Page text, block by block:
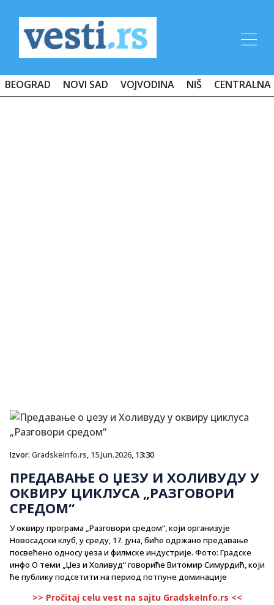
BEOGRAD NOVI SAD VOJVODINA NIŠ CENTRALNA
Izvor: GradskeInfo.rs, 15.Jun.2026, 13:30
ПРЕДАВАЊЕ О ЏЕЗУ И ХОЛИВУДУ У
ОКВИРУ ЦИКЛУСА „РАЗГОВОРИ
СРЕДОМ“
У оквиру програма „Разговори средом“, који организује
Новосадски клуб, у среду, 17. јуна, биће одржано предавање
посвећено односу џеза и филмске индустрије. Фото: Градске
инфо О теми „Џез и Холивуд“ говориће Витомир Симурдић, који
ће публику подсетити на период потпуне доминације
>> Pročitaj celu vest na sajtu GradskeInfo.rs <<